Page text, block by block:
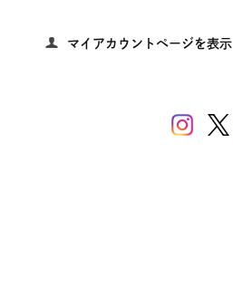
マイアカウントページを表示